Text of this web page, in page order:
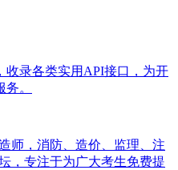
收录各类实用API接口，为开
。
师，消防、造价、监理、注
，专注于为广大考生免费提